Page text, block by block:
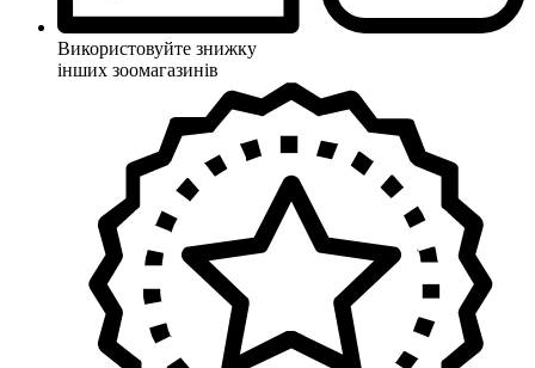
Використовуйте знижку
інших зоомагазинів